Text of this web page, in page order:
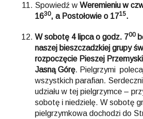
Spowiedź w Weremieniu w
1630, a Postołowie o 1715.
W sobotę 4 lipca o godz. 700
naszej bieszczadzkiej grupy
rozpoczęcie Pieszej
Jasną Górę. Pielgrzymi
wszystkich parafian.
udziału w tej pielgrzymce –
sobotę i niedzielę. W sobotę
pielgrzymkowa dochodzi do